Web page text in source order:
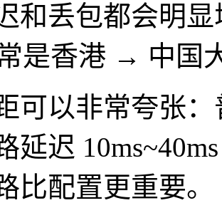
和丢包都会明
是香港 → 中国
以非常夸张：
延迟
比配置更重要。